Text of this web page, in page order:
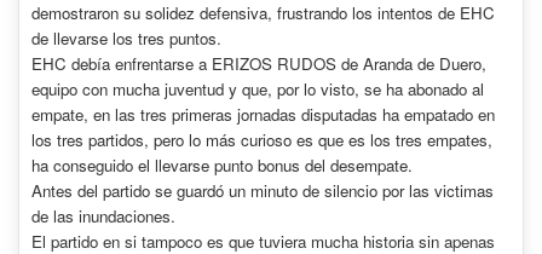
demostraron su solidez defensiva, frustrando los intentos de EHC
de llevarse los tres puntos.
EHC debía enfrentarse a ERIZOS RUDOS de Aranda de Duero,
equipo con mucha juventud y que, por lo visto, se ha abonado al
empate, en las tres primeras jornadas disputadas ha empatado en
los tres partidos, pero lo más curioso es que es los tres empates,
ha conseguido el llevarse punto bonus del desempate.
Antes del partido se guardó un minuto de silencio por las victimas
de las inundaciones.
El partido en si tampoco es que tuviera mucha historia sin apenas